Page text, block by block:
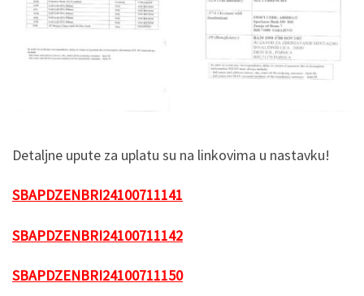
Detaljne upute za uplatu su na linkovima u nastavku!
SBAPDZENBRI24100711141
SBAPDZENBRI24100711142
SBAPDZENBRI24100711150